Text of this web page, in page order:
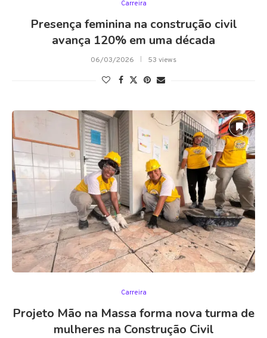
Carreira
Presença feminina na construção civil
avança 120% em uma década
06/03/2026 53 views
Carreira
Projeto Mão na Massa forma nova turma de
mulheres na Construção Civil